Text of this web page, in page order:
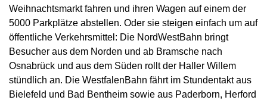
Weihnachtsmarkt fahren und ihren Wagen auf einem der
5000 Parkplätze abstellen. Oder sie steigen einfach um auf
öffentliche Verkehrsmittel: Die NordWestBahn bringt
Besucher aus dem Norden und ab Bramsche nach
Osnabrück und aus dem Süden rollt der Haller Willem
stündlich an. Die WestfalenBahn fährt im Stundentakt aus
Bielefeld und Bad Bentheim sowie aus Paderborn, Herford